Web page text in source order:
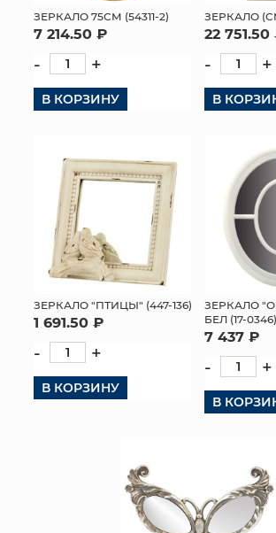
ЗЕРКАЛО 75СМ (54311-2)
7 214.50 ₽
- +
В КОРЗИНУ
ЗЕРКАЛО
22 751.50
- +
В
ЗЕРКАЛО "ПТИЦЫ" (447-136)
1 691.50 ₽
- +
В КОРЗИНУ
ЗЕРКАЛО
БЕЛ (17-0346)
7 437 ₽
- +
В